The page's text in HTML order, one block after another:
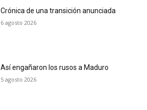
Crónica de una transición anunciada
6 agosto 2026
Así engañaron los rusos a Maduro
5 agosto 2026